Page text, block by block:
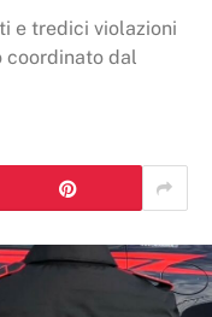
e tredici violazioni
coordinato dal